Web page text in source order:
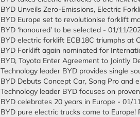
BYD Unveils Zero-Emissions, Electric
BYD Europe set to revolutionise forklift
BYD ‘honoured’ to be selected - 01/11/
BYD electric forklift ECB18C triumphs at
BYD Forklift again nominated for
BYD, Toyota Enter Agreement to Jointly
Technology leader BYD provides single
BYD Debuts Concept Car, Song Pro and
Technology leader BYD focuses on
BYD celebrates 20 years in Europe - 01/
BYD pure electric trucks come to